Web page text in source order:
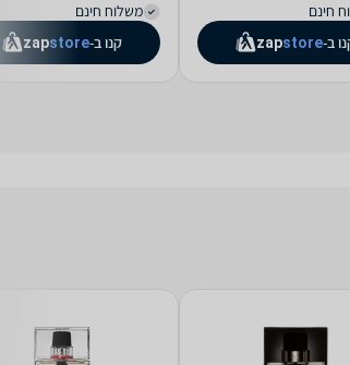
חינם
ב-
zapstore
משלוח חינם
קנו ב-
zapstore